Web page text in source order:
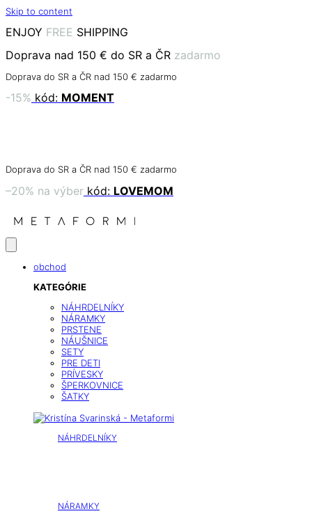
Skip to content
ENJOY FREE SHIPPING
Doprava nad 150 € do SR a ČR zadarmo
Doprava do SR a ČR nad 150 € zadarmo
-15% kód: MOMENT
Doprava do SR a ČR nad 150 € zadarmo
–20% na výber kód: LOVEMOM
obchod
KATEGÓRIE
NÁHRDELNÍKY
NÁRAMKY
PRSTENE
NÁUŠNICE
SETY
PRE DETI
PRÍVESKY
ŠPERKOVNICE
ŠATKY
NÁHRDELNÍKY
NÁRAMKY